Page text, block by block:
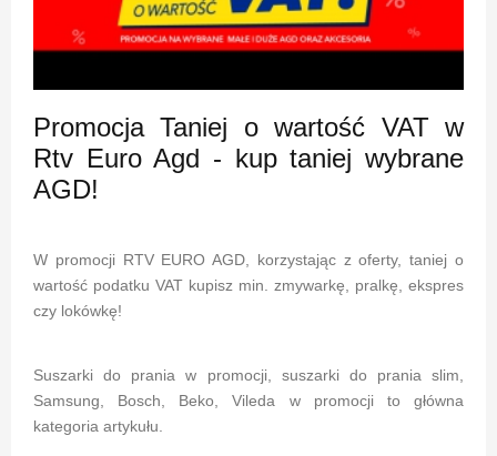
Promocja Taniej o wartość VAT w
Rtv Euro Agd - kup taniej wybrane
AGD!
W promocji RTV EURO AGD, korzystając z oferty, taniej o
wartość podatku VAT kupisz min. zmywarkę, pralkę, ekspres
czy lokówkę!
Suszarki do prania w promocji, suszarki do prania slim,
Samsung, Bosch, Beko, Vileda w promocji to główna
kategoria artykułu.